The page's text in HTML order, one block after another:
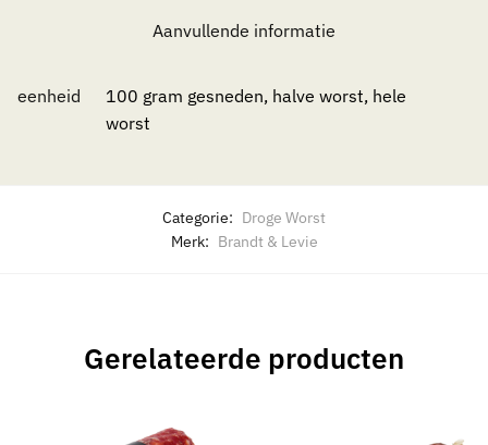
Aanvullende informatie
eenheid
100 gram gesneden, halve worst, hele
worst
Categorie: Droge Worst
Merk: Brandt & Levie
Gerelateerde producten